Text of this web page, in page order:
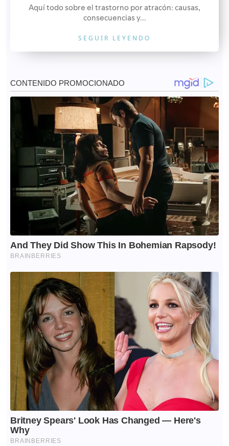
Aquí todo sobre el trastorno por atracón: causas,
consecuencias y...
SEGUIR LEYENDO